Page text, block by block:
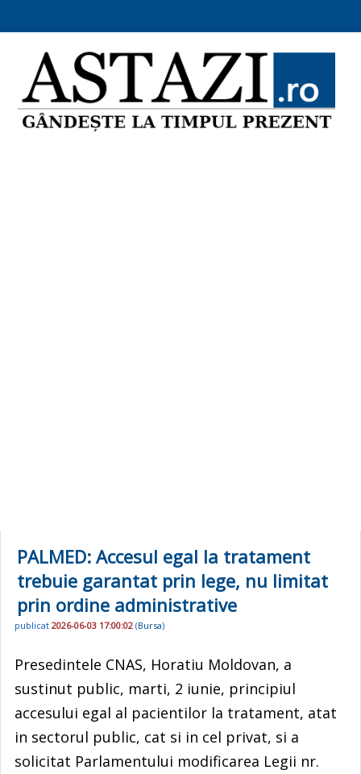
PALMED: Accesul egal la tratament
trebuie garantat prin lege, nu limitat
prin ordine administrative
publicat 2026-06-03 17:00:02 (Bursa)
Presedintele CNAS, Horatiu Moldovan, a
sustinut public, marti, 2 iunie, principiul
accesului egal al pacientilor la tratament, atat
in sectorul public, cat si in cel privat, si a
solicitat Parlamentului modificarea Legii nr.